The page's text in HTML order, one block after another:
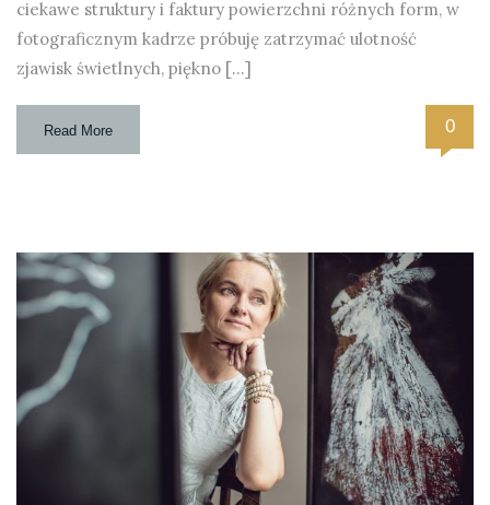
ciekawe struktury i faktury powierzchni różnych form, w
fotograficznym kadrze próbuję zatrzymać ulotność
zjawisk świetlnych, piękno […]
Read More 0